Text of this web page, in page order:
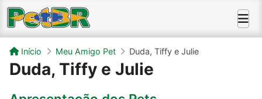
Início Meu Amigo Pet Duda, Tiffy e Julie
Duda, Tiffy e Julie